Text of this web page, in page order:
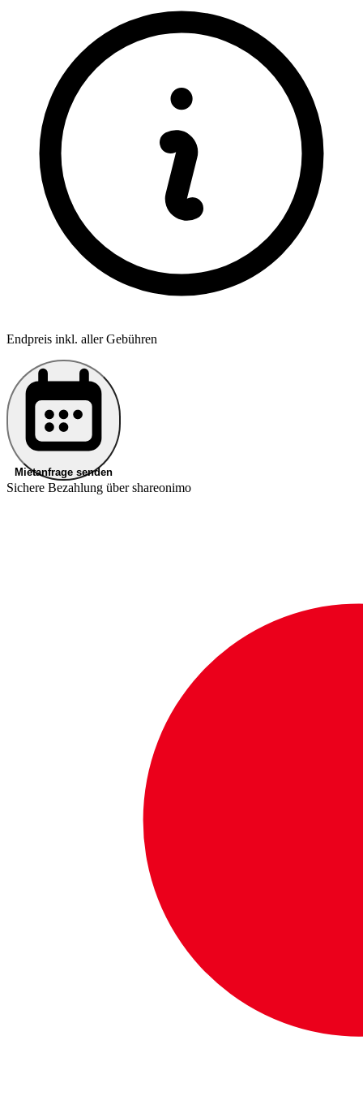
Endpreis inkl. aller Gebühren
Mietanfrage senden
Sichere Bezahlung über shareonimo